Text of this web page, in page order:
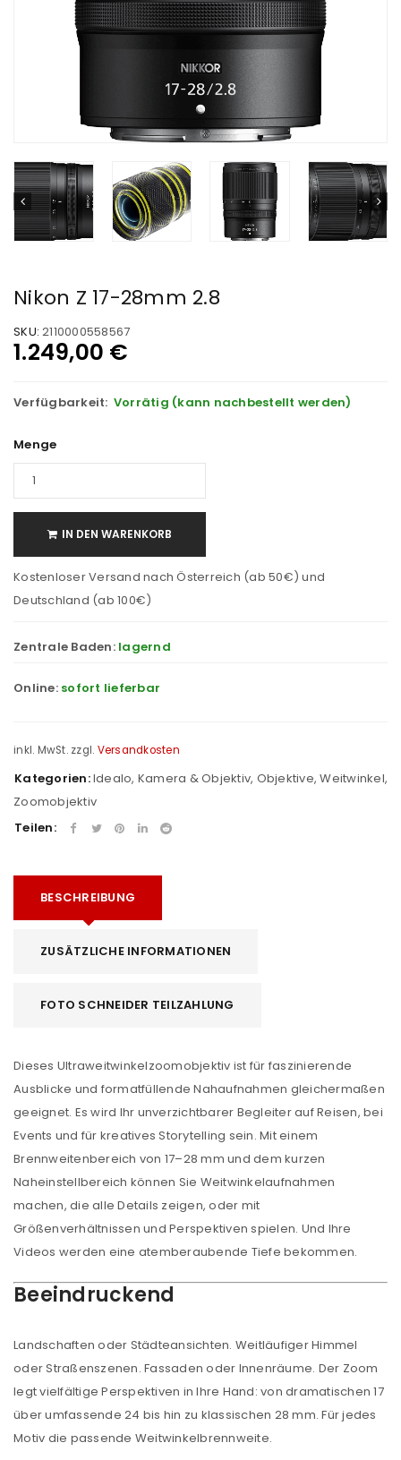
Nikon Z 17-28mm 2.8
SKU: 2110000558567
1.249,00 €
Verfügbarkeit: Vorrätig (kann nachbestellt werden)
Menge
IN DEN WARENKORB
Kostenloser Versand nach Österreich (ab 50€) und
Deutschland (ab 100€)
Zentrale Baden: lagernd
Online: sofort lieferbar
inkl. MwSt. zzgl. Versandkosten
Kategorien:Idealo, Kamera & Objektiv, Objektive,Weitwinkel,
Zoomobjektiv
Teilen:
BESCHREIBUNG
ZUSÄTZLICHE INFORMATIONEN
FOTO SCHNEIDER TEILZAHLUNG
Dieses Ultraweitwinkelzoomobjektiv ist für faszinierende
Ausblicke und formatfüllende Nahaufnahmen gleichermaßen
geeignet. Es wird Ihr unverzichtbarer Begleiter auf Reisen, bei
Events und für kreatives Storytelling sein. Mit einem
Brennweitenbereich von 17–28 mm und dem kurzen
Naheinstellbereich können Sie Weitwinkelaufnahmen
machen, die alle Details zeigen, oder mit
Größenverhältnissen und Perspektiven spielen. Und Ihre
Videos werden eine atemberaubende Tiefe bekommen.
Beeindruckend
Landschaften oder Städteansichten. Weitläufiger Himmel
oder Straßenszenen. Fassaden oder Innenräume. Der Zoom
legt vielfältige Perspektiven in Ihre Hand: von dramatischen 17
über umfassende 24 bis hin zu klassischen 28 mm. Für jedes
Motiv die passende Weitwinkelbrennweite.